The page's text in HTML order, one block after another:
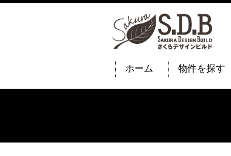
ホーム 物件を探す